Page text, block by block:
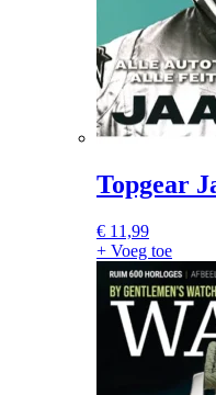
Topgear
€ 11,99
+ Voeg toe